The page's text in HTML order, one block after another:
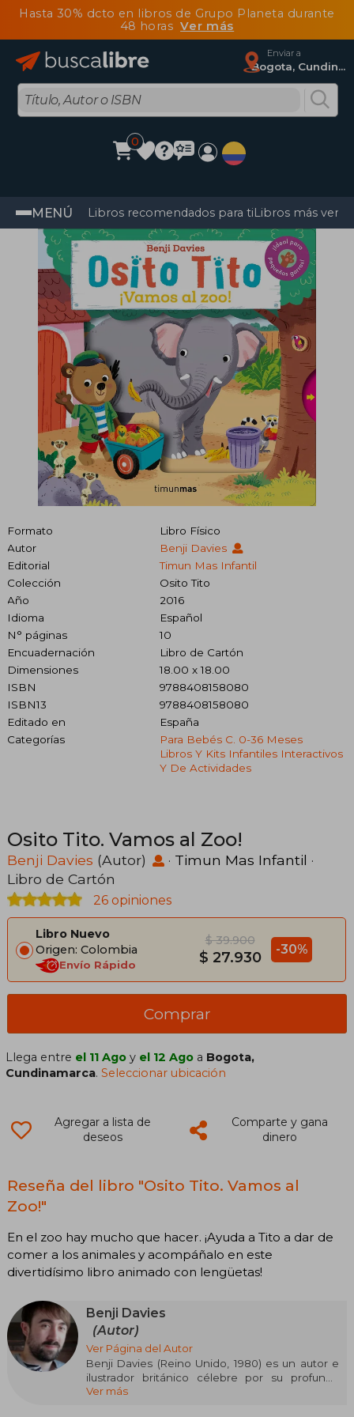
Hasta 30% dcto en libros de Grupo Planeta durante
48 horasVer más
Enviar a
Bogota, Cundinamarca
0
MENÚ Libros recomendados para tiLibros más
Formato
Libro Físico
Autor
Benji Davies
Editorial
Timun Mas Infantil
Colección
Osito Tito
Año
2016
Idioma
Español
N° páginas
10
Encuadernación
Libro de Cartón
Dimensiones
18.00 x 18.00
ISBN
9788408158080
ISBN13
9788408158080
Editado en
España
Categorías
Para Bebés C. 0-36 Meses
Libros Y Kits Infantiles Interactivos
Y De Actividades
Osito Tito. Vamos al Zoo!
Benji Davies (Autor) · Timun Mas Infantil ·
Libro de Cartón
26 opiniones
Libro Nuevo
Origen: Colombia
Envío Rápido
$ 39.900
$ 27.930 -30%
Comprar
Llega entre el 11 Ago y el 12 Ago a Bogota,
Cundinamarca.Seleccionar ubicación
Agregar a lista de
deseos
Comparte y gana
dinero
Reseña del libro "Osito Tito. Vamos al
Zoo!"
En el zoo hay mucho que hacer. ¡Ayuda a Tito a dar de
comer a los animales y acompáñalo en este
divertidísimo libro animado con lengüetas!
Benji Davies
(Autor)
Ver Página del Autor
Benji Davies (Reino Unido, 1980) es un autor e
ilustrador británico célebre por su profunda
sensibilidad al abordar historias para lectores
Ver más